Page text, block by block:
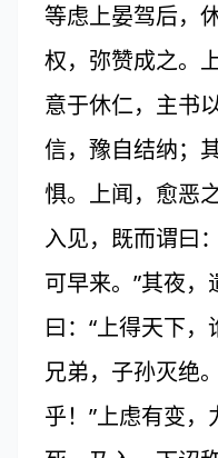
等虑上晏驾后，
权，弥赞成之。
意于休仁，主书
信，豫自结纳；
惧。上闻，愈恶
入见，既而谓曰
可早来。”其夜
曰：“上得天下
兄弟，子孙灭绝
乎！”上虑有变